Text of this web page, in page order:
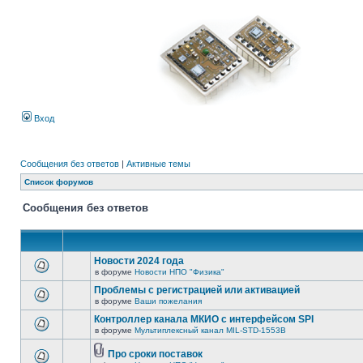
Вход
Сообщения без ответов | Активные темы
Список форумов
Сообщения без ответов
Новости 2024 года
в форуме Новости НПО "Физика"
Проблемы с регистрацией или активацией
в форуме Ваши пожелания
Контроллер канала МКИО с интерфейсом SPI
в форуме Мультиплексный канал MIL-STD-1553B
Про сроки поставок